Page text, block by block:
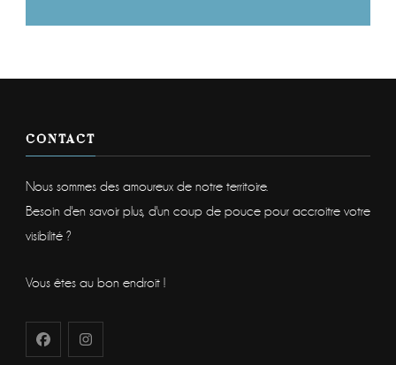
CONTACT
Nous sommes des amoureux de notre territoire.
Besoin d'en savoir plus, d'un coup de pouce pour accroitre votre
visibilité ?
Vous êtes au bon endroit !